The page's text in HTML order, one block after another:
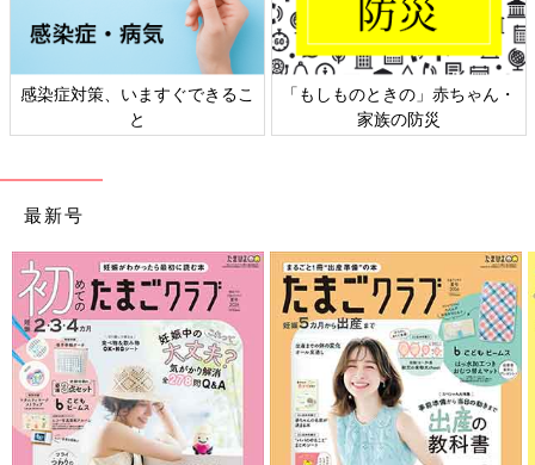
感染症対策、いますぐできるこ
と
「もしものときの」赤ちゃん・
家族の防災
最新号